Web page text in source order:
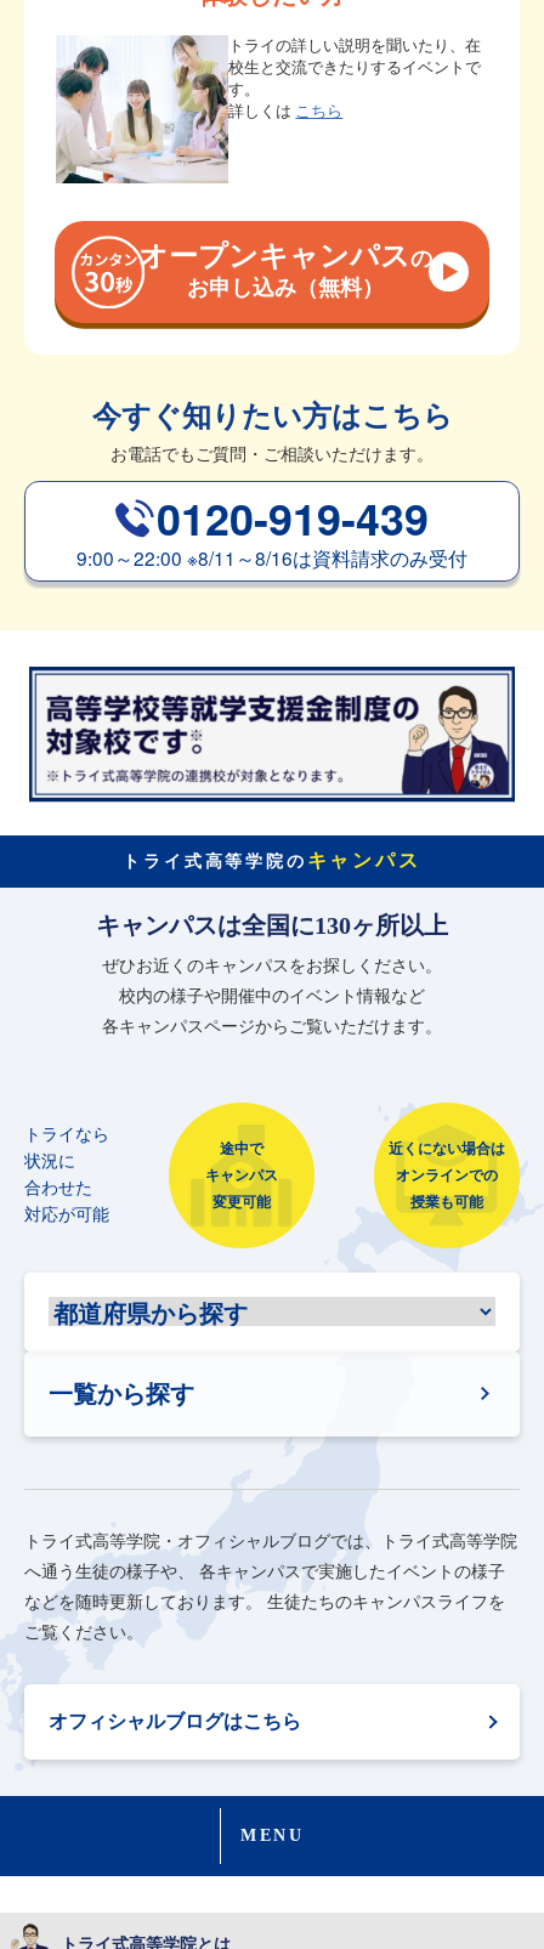
トライの詳しい説明を聞いたり、在
校生と交流できたりするイベントで
す。
詳しくは こちら
オープンキャンパスの
お申し込み（無料）
今すぐ知りたい方はこちら
お電話でもご質問・ご相談いただけます。
0120-919-439
9:00～22:00 ※8/11～8/16は資料請求のみ受付
トライ式高等学院の キャンパス
キャンパスは全国に130ヶ所以上
ぜひお近くのキャンパスをお探しください。
校内の様子や開催中のイベント情報など
各キャンパスページからご覧いただけます。
トライなら
状況に
合わせた
対応が可能
途中で
キャンパス
変更可能
近くにない場合は
オンラインでの
授業も可能
一覧から探す
トライ式高等学院・オフィシャルブログでは、トライ式高等学院
へ通う生徒の様子や、
各キャンパスで実施したイベントの様子
などを随時更新しております。
生徒たちのキャンパスライフを
ご覧ください。
オフィシャルブログはこちら
MENU
トライ式高等学院とは